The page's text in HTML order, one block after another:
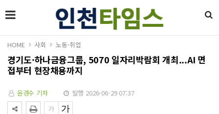
HOME 사회 노동·취업
경기도·하나금융그룹, 5070 일자리박람회 개최...AI 면
접부터 현장채용까지
윤경수 기자 발행 2026-06-29 07:37